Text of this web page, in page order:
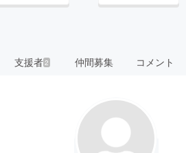
支援者2 仲間募集 コメント